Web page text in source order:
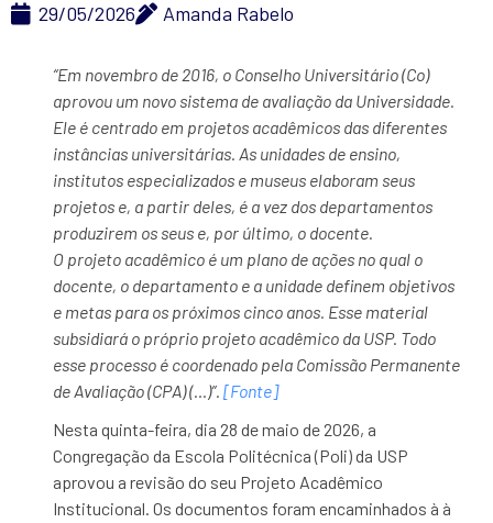
29/05/2026 Amanda Rabelo
“Em novembro de 2016, o Conselho Universitário (Co)
aprovou um novo sistema de avaliação da Universidade.
Ele é centrado em projetos acadêmicos das diferentes
instâncias universitárias. As unidades de ensino,
institutos especializados e museus elaboram seus
projetos e, a partir deles, é a vez dos departamentos
produzirem os seus e, por último, o docente.
O projeto acadêmico é um plano de ações no qual o
docente, o departamento e a unidade definem objetivos
e metas para os próximos cinco anos. Esse material
subsidiará o próprio projeto acadêmico da USP. Todo
esse processo é coordenado pela Comissão Permanente
de Avaliação (CPA) (…)”.[Fonte]
Nesta quinta-feira, dia 28 de maio de 2026, a
Congregação da Escola Politécnica (Poli) da USP
aprovou a revisão do seu Projeto Acadêmico
Institucional. Os documentos foram encaminhados à à